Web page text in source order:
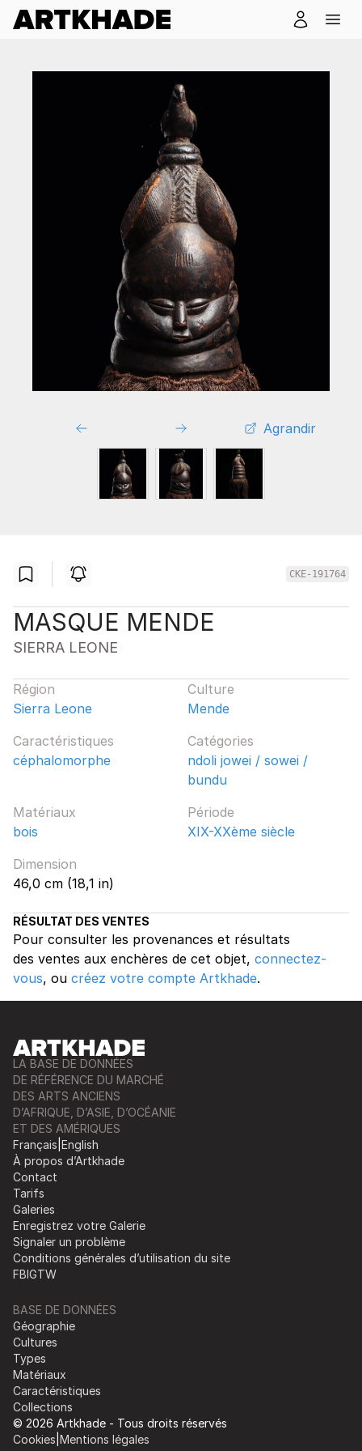
Agrandir
CKE-191764
MASQUE MENDE
SIERRA LEONE
Région
Sierra Leone
Culture
Mende
Caractéristiques
céphalomorphe
Catégories
ndoli jowei / sowei /
bundu
Matériaux
bois
Période
XIX-XXème siècle
Dimension
46,0 cm (18,1 in)
RÉSULTAT DES VENTES
Pour consulter les provenances et résultats
des ventes aux enchères de cet objet, connectez-
vous, ou créez votre compte Artkhade.
LA BASE DE DONNÉES
DE RÉFÉRENCE DU MARCHÉ
DES ARTS ANCIENS
D’AFRIQUE, D’ASIE, D’OCÉANIE
ET DES AMÉRIQUES
Français English
À propos d’Artkhade
Contact
Tarifs
Galeries
Enregistrez votre Galerie
Signaler un problème
Conditions générales d’utilisation du site
FBIGTW
BASE DE DONNÉES
Géographie
Cultures
Types
Matériaux
Caractéristiques
Collections
© 2026 Artkhade - Tous droits réservés
Cookies Mentions légales